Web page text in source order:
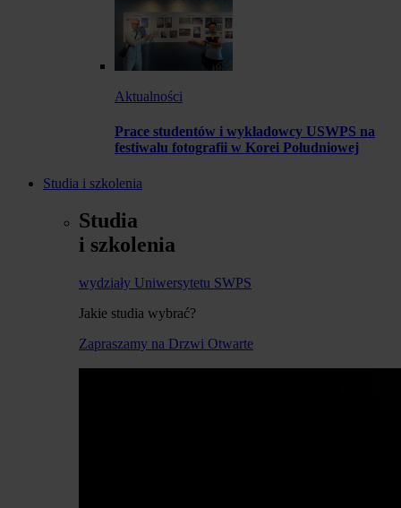
Aktualności
Prace studentów i wykładowcy USWPS na
festiwalu fotografii w Korei Południowej
Studia i szkolenia
Studia
i szkolenia
wydziały Uniwersytetu SWPS
Jakie studia wybrać?
Zapraszamy na Drzwi Otwarte